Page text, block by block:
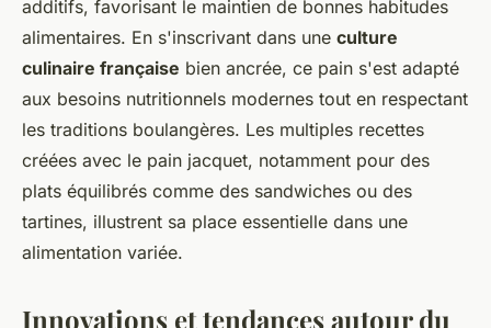
additifs, favorisant le maintien de bonnes habitudes
alimentaires. En s'inscrivant dans une culture
culinaire française bien ancrée, ce pain s'est adapté
aux besoins nutritionnels modernes tout en respectant
les traditions boulangères. Les multiples recettes
créées avec le pain jacquet, notamment pour des
plats équilibrés comme des sandwiches ou des
tartines, illustrent sa place essentielle dans une
alimentation variée.
Innovations et tendances autour du